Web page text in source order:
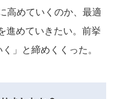
高めていくのか、最適
進めていきたい。前挙
」と締めくくった。